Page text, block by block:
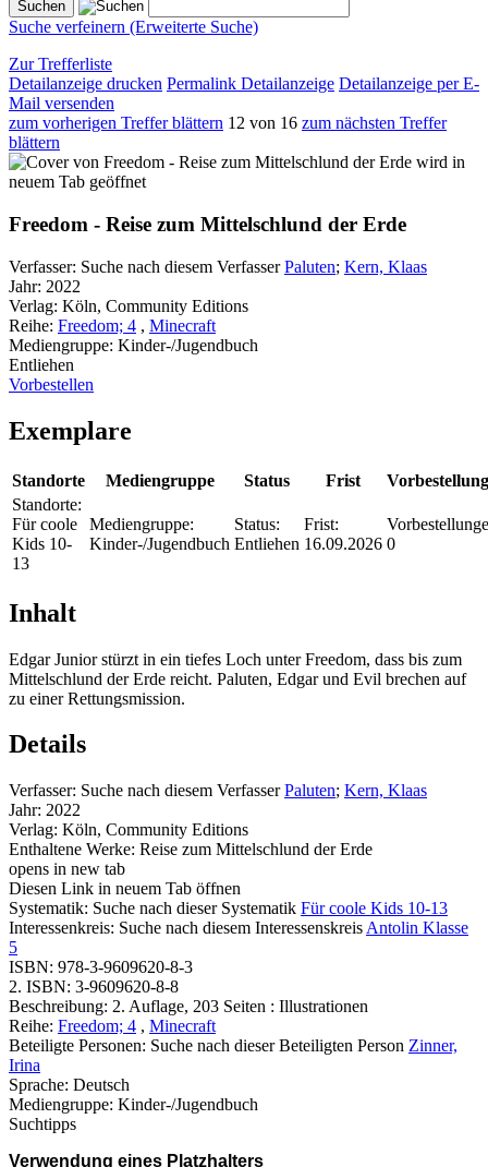
Suche verfeinern (Erweiterte Suche)
Zur Trefferliste
Detailanzeige drucken Permalink Detailanzeige Detailanzeige per E-
Mail versenden
zum vorherigen Treffer blättern 12 von 16 zum nächsten Treffer
blättern
wird in
neuem Tab geöffnet
Freedom - Reise zum Mittelschlund der Erde
Verfasser: Suche nach diesem Verfasser Paluten; Kern, Klaas
Jahr: 2022
Verlag: Köln, Community Editions
Reihe: Freedom; 4 , Minecraft
Mediengruppe: Kinder-/Jugendbuch
Entliehen
Vorbestellen
Exemplare
Standorte Mediengruppe Status Frist
Standorte:
Für coole
Kids 10-
13
Mediengruppe:
Kinder-/Jugendbuch
Status:
Entliehen
Frist:
16.09.2026 0
Inhalt
Edgar Junior stürzt in ein tiefes Loch unter Freedom, dass bis zum
Mittelschlund der Erde reicht. Paluten, Edgar und Evil brechen auf
zu einer Rettungsmission.
Details
Verfasser: Suche nach diesem Verfasser Paluten; Kern, Klaas
Jahr: 2022
Verlag: Köln, Community Editions
Enthaltene Werke: Reise zum Mittelschlund der Erde
opens in new tab
Diesen Link in neuem Tab öffnen
Systematik: Suche nach dieser Systematik Für coole Kids 10-13
Interessenkreis: Suche nach diesem Interessenskreis Antolin Klasse
5
ISBN: 978-3-9609620-8-3
2. ISBN: 3-9609620-8-8
Beschreibung: 2. Auflage, 203 Seiten : Illustrationen
Reihe: Freedom; 4 , Minecraft
Beteiligte Personen: Suche nach dieser Beteiligten Person Zinner,
Irina
Sprache: Deutsch
Mediengruppe: Kinder-/Jugendbuch
Suchtipps
Verwendung eines Platzhalters